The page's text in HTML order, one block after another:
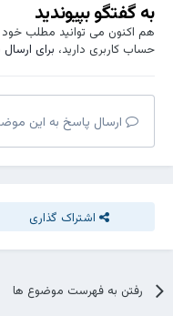
به گفتگو بپیوندید
هم اکنون می توانید مطلب خود
حساب کاربری دارید، برای
ارسال پاسخ به این
اشتراک گذاری
رفتن به فهرست موضوع ها